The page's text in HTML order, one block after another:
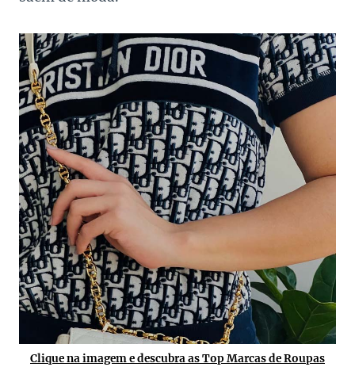
Clique na imagem e descubra as Top Marcas de Roupas